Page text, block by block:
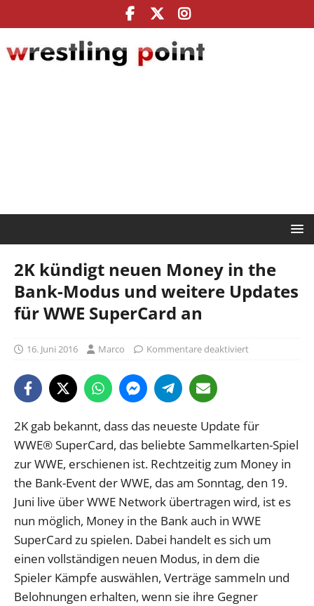
2K kündigt neuen Money in the
Bank-Modus und weitere Updates
für WWE SuperCard an
16. Juni 2016 Marco Kommentare deaktiviert
2K gab bekannt, dass das neueste Update für
WWE® SuperCard, das beliebte Sammelkarten-Spiel
zur WWE, erschienen ist. Rechtzeitig zum Money in
the Bank-Event der WWE, das am Sonntag, den 19.
Juni live über WWE Network übertragen wird, ist es
nun möglich, Money in the Bank auch in WWE
SuperCard zu spielen. Dabei handelt es sich um
einen vollständigen neuen Modus, in dem die
Spieler Kämpfe auswählen, Verträge sammeln und
Belohnungen erhalten, wenn sie ihre Gegner